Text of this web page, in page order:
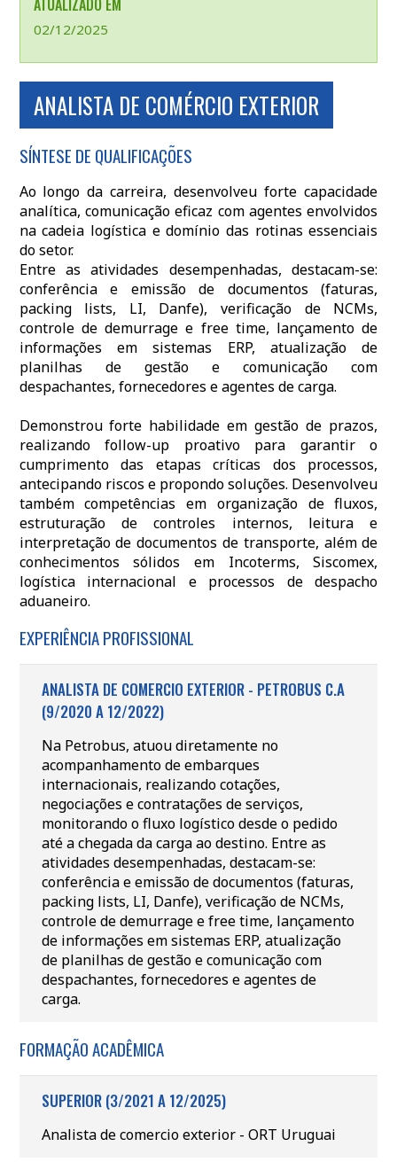
ATUALIZADO EM
02/12/2025
ANALISTA DE COMÉRCIO EXTERIOR
SÍNTESE DE QUALIFICAÇÕES
Ao longo da carreira, desenvolveu forte capacidade
analítica, comunicação eficaz com agentes envolvidos
na cadeia logística e domínio das rotinas essenciais
do setor.
Entre as atividades desempenhadas, destacam-se:
conferência e emissão de documentos (faturas,
packing lists, LI, Danfe), verificação de NCMs,
controle de demurrage e free time, lançamento de
informações em sistemas ERP, atualização de
planilhas de gestão e comunicação com
despachantes, fornecedores e agentes de carga.
Demonstrou forte habilidade em gestão de prazos,
realizando follow-up proativo para garantir o
cumprimento das etapas críticas dos processos,
antecipando riscos e propondo soluções. Desenvolveu
também competências em organização de fluxos,
estruturação de controles internos, leitura e
interpretação de documentos de transporte, além de
conhecimentos sólidos em Incoterms, Siscomex,
logística internacional e processos de despacho
aduaneiro.
EXPERIÊNCIA PROFISSIONAL
ANALISTA DE COMERCIO EXTERIOR - PETROBUS C.A
(9/2020 A 12/2022)
Na Petrobus, atuou diretamente no
acompanhamento de embarques
internacionais, realizando cotações,
negociações e contratações de serviços,
monitorando o fluxo logístico desde o pedido
até a chegada da carga ao destino. Entre as
atividades desempenhadas, destacam-se:
conferência e emissão de documentos (faturas,
packing lists, LI, Danfe), verificação de NCMs,
controle de demurrage e free time, lançamento
de informações em sistemas ERP, atualização
de planilhas de gestão e comunicação com
despachantes, fornecedores e agentes de
carga.
FORMAÇÃO ACADÊMICA
SUPERIOR (3/2021 A 12/2025)
Analista de comercio exterior - ORT Uruguai